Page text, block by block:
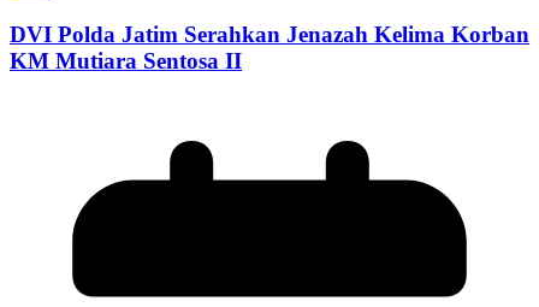
DVI Polda Jatim Serahkan Jenazah Kelima Korban
KM Mutiara Sentosa II